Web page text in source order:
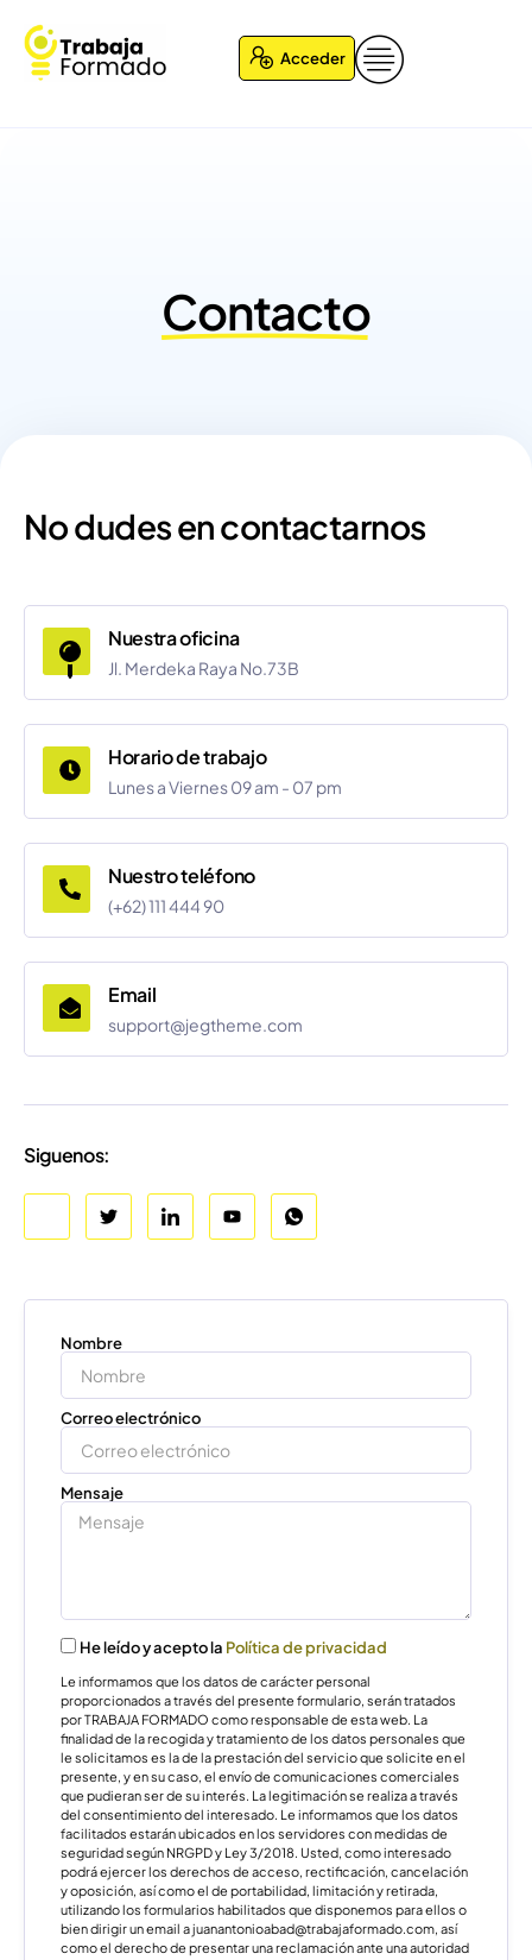
Acceder
Contacto
No dudes en contactarnos
Nuestra oficina
Jl. Merdeka Raya No.73B
Horario de trabajo
Lunes a Viernes 09 am - 07 pm
Nuestro teléfono
(+62) 111 444 90
Email
support@jegtheme.com
Siguenos:
Nombre
Correo electrónico
Mensaje
He leído y acepto la Política de privacidad
Le informamos que los datos de carácter personal
proporcionados a través del presente formulario, serán tratados
por TRABAJA FORMADO como responsable de esta web. La
finalidad de la recogida y tratamiento de los datos personales que
le solicitamos es la de la prestación del servicio que solicite en el
presente, y en su caso, el envío de comunicaciones comerciales
que pudieran ser de su interés. La legitimación se realiza a través
del consentimiento del interesado. Le informamos que los datos
facilitados estarán ubicados en los servidores con medidas de
seguridad según NRGPD y Ley 3/2018. Usted, como interesado
podrá ejercer los derechos de acceso, rectificación, cancelación
y oposición, así como el de portabilidad, limitación y retirada,
utilizando los formularios habilitados que disponemos para ellos o
bien dirigir un email a juanantonioabad@trabajaformado.com, así
como el derecho de presentar una reclamación ante una autoridad